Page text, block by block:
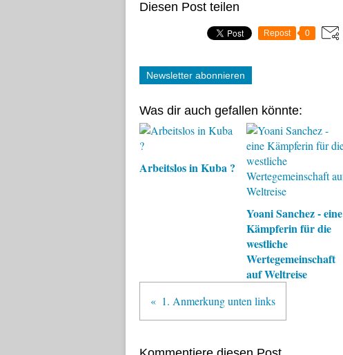
Diesen Post teilen
Repost 0
Newsletter abonnieren
Was dir auch gefallen könnte:
Arbeitslos in Kuba ?
Yoani Sanchez - eine
Kämpferin für die
westliche
Wertegemeinschaft
auf Weltreise
1. Anmerkung unten links